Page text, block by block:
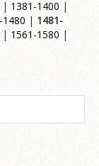
| 1381-1400 |
1480 | 1481-
| 1561-1580 |